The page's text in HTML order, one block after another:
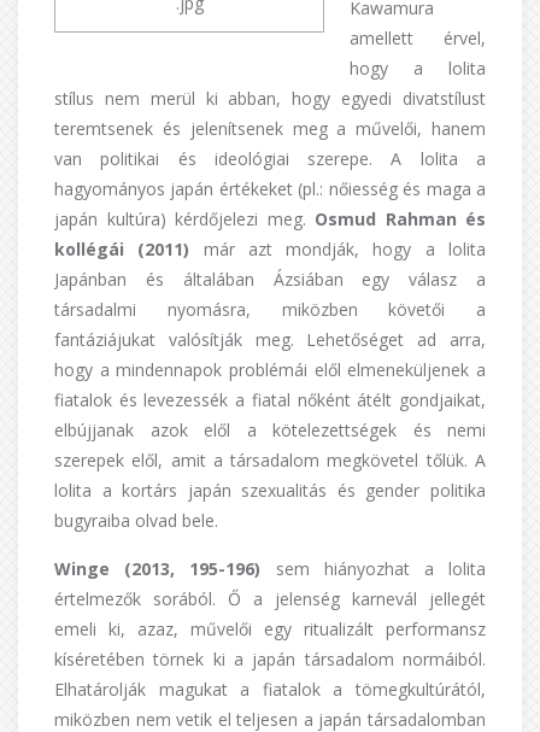
Kawamura
amellett érvel,
hogy a lolita
stílus nem merül ki abban, hogy egyedi divatstílust
teremtsenek és jelenítsenek meg a művelői, hanem
van politikai és ideológiai szerepe. A lolita a
hagyományos japán értékeket (pl.: nőiesség és maga a
japán kultúra) kérdőjelezi meg. Osmud Rahman és
kollégái (2011) már azt mondják, hogy a lolita
Japánban és általában Ázsiában egy válasz a
társadalmi nyomásra, miközben követői a
fantáziájukat valósítják meg. Lehetőséget ad arra,
hogy a mindennapok problémái elől elmeneküljenek a
fiatalok és levezessék a fiatal nőként átélt gondjaikat,
elbújjanak azok elől a kötelezettségek és nemi
szerepek elől, amit a társadalom megkövetel tőlük. A
lolita a kortárs japán szexualitás és gender politika
bugyraiba olvad bele.
Winge (2013, 195-196) sem hiányozhat a lolita
értelmezők sorából. Ő a jelenség karnevál jellegét
emeli ki, azaz, művelői egy ritualizált performansz
kíséretében törnek ki a japán társadalom normáiból.
Elhatárolják magukat a fiatalok a tömegkultúrától,
miközben nem vetik el teljesen a japán társadalomban